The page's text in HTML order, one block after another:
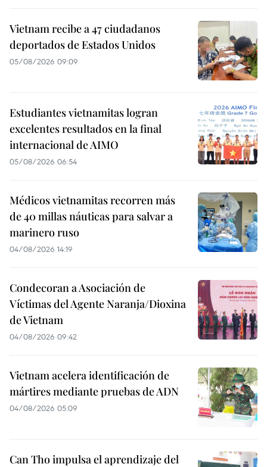
Vietnam recibe a 47 ciudadanos
deportados de Estados Unidos
05/08/2026 09:09
Estudiantes vietnamitas logran
excelentes resultados en la final
internacional de AIMO
05/08/2026 06:54
Médicos vietnamitas recorren más
de 40 millas náuticas para salvar a
marinero ruso
04/08/2026 14:19
Condecoran a Asociación de
Víctimas del Agente Naranja/Dioxina
de Vietnam
04/08/2026 09:42
Vietnam acelera identificación de
mártires mediante pruebas de ADN
04/08/2026 05:09
Can Tho impulsa el aprendizaje del